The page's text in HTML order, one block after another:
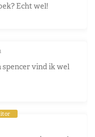
Echt wel!
spencer vind ik wel